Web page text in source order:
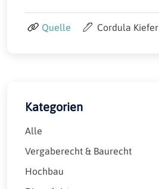
Quelle Cordula Kiefer
Kategorien
Alle
Vergaberecht & Baurecht
Hochbau